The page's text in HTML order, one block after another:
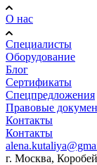
О нас
Специалисты
Оборудование
Блог
Сертификаты
Спецпредложения
Правовые
Контакты
Контакты
г. Москва,